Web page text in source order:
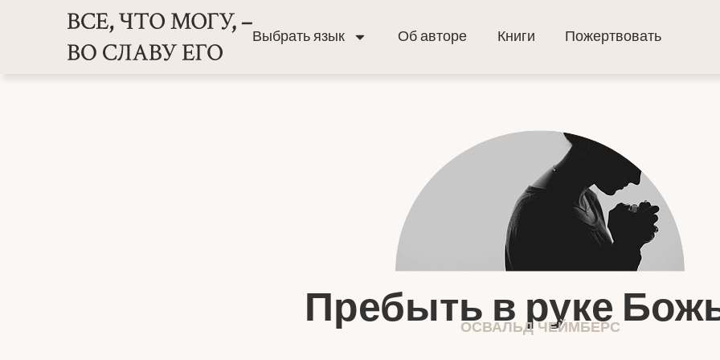
Выбрать язык Об авторе Книги Пожертвовать
Пребыть в руке
ОСВАЛЬД ЧЕЙМБЕРС